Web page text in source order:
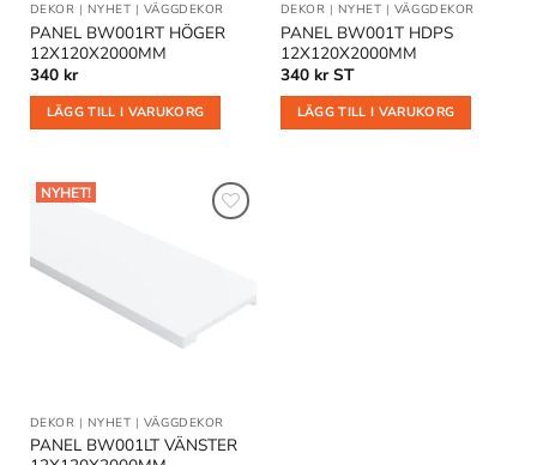
DEKOR | NYHET | VÄGGDEKOR
PANEL BW001RT HÖGER
12X120X2000MM
340 kr
LÄGG TILL I VARUKORG
DEKOR | NYHET | VÄGGDEKOR
PANEL BW001T HDPS
12X120X2000MM
340 kr ST
LÄGG TILL I VARUKORG
NYHET!
DEKOR | NYHET | VÄGGDEKOR
PANEL BW001LT VÄNSTER